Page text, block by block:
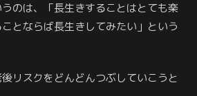
のは、「長生きすることはとても楽
とならば長生きしてみたい」という
リスクをどんどんつぶしていこうと